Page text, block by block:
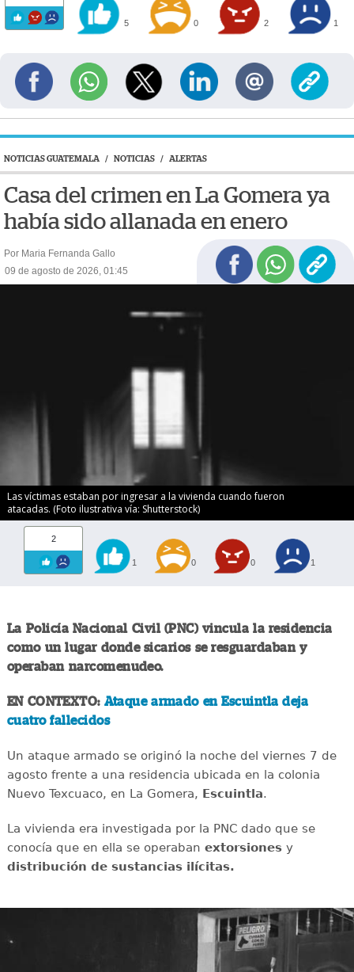
5 0 2 1
NOTICIAS GUATEMALA / NOTICIAS / ALERTAS
Casa del crimen en La Gomera ya
había sido allanada en enero
Por Maria Fernanda Gallo
09 de agosto de 2026, 01:45
Las víctimas estaban por ingresar a la vivienda cuando fueron
atacadas. (Foto ilustrativa vía: Shutterstock)
2
1 0 0 1
La Policía Nacional Civil (PNC) vincula la residencia
como un lugar donde sicarios se resguardaban y
operaban narcomenudeo.
EN CONTEXTO: Ataque armado en Escuintla deja
cuatro fallecidos
Un ataque armado se originó la noche del viernes 7 de
agosto frente a una residencia ubicada en la colonia
Nuevo Texcuaco, en La Gomera, Escuintla.
La vivienda era investigada por la PNC dado que se
conocía que en ella se operaban extorsionesy
distribución de sustancias ilícitas.